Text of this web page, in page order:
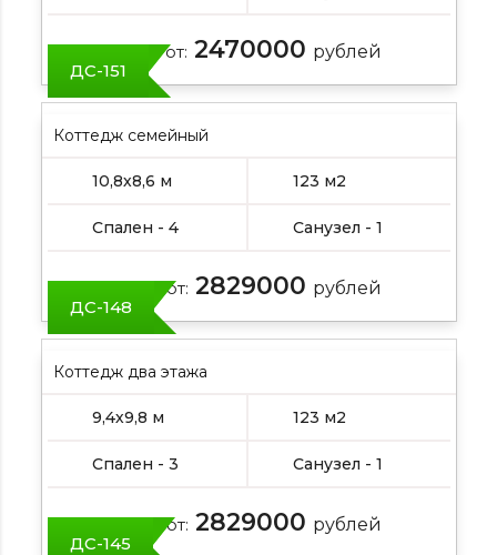
Цена от: 2470000 рублей
ДС-151
Коттедж семейный
10,8х8,6 м 123 м2
Спален - 4 Санузел - 1
Цена от: 2829000 рублей
ДС-148
Коттедж два этажа
9,4х9,8 м 123 м2
Спален - 3 Санузел - 1
Цена от: 2829000 рублей
ДС-145